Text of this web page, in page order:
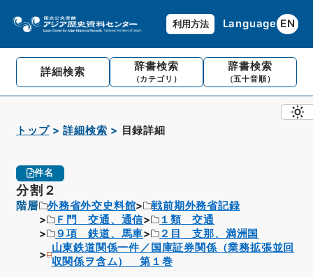
利用方法 Language EN
詳細検索 辞書検索
（カテゴリ）
辞書検索
（五十音順）
トップ 詳細検索 目録詳細
件名
分割２
階層 外務省外交史料館
戦前期外務省記録
Ｆ門 交通、通信
１類 交通
９項 鉄道、馬車
２目 支那、満洲国
山東鉄道関係一件／国庫証券関係（業務拡張並回
収関係ヲ含ム） 第１巻